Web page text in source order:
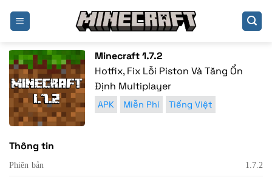
nội
dung
Minecraft 1.7.2
Hotfix, Fix Lỗi Piston Và Tăng Ổn
Định Multiplayer
APK Miễn Phí Tiếng Việt
Thông tin
Phiên bản 1.7.2